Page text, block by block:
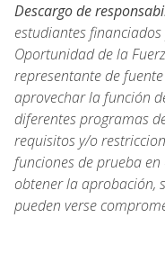
Descargo de
estudiantes
Oportunidad de la
representante de
aprovechar la función
diferentes programas
requisitos y/o
funciones de prueba
obtener la aprobación,
pueden verse